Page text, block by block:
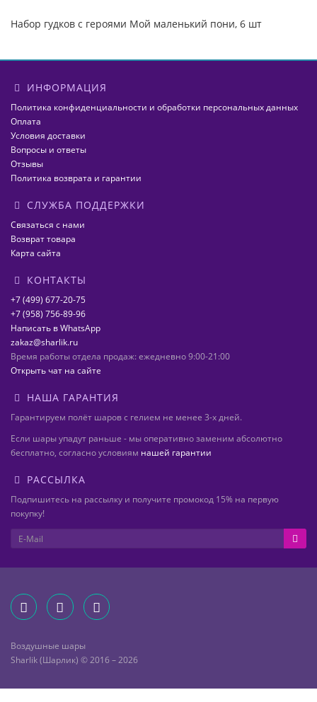
Набор гудков с героями Мой маленький пони, 6 шт
ИНФОРМАЦИЯ
Политика конфиденциальности и обработки персональных данных
Оплата
Условия доставки
Вопросы и ответы
Отзывы
Политика возврата и гарантии
СЛУЖБА ПОДДЕРЖКИ
Связаться с нами
Возврат товара
Карта сайта
КОНТАКТЫ
+7 (499) 677-20-75
+7 (958) 756-89-96
Написать в WhatsApp
zakaz@sharlik.ru
Время работы отдела продаж: ежедневно 9:00-21:00
Открыть чат на сайте
НАША ГАРАНТИЯ
Гарантируем полёт шаров с гелием не менее 3-х дней.
Если шары упадут раньше - мы оперативно заменим абсолютно
бесплатно, согласно условиям нашей гарантии
РАССЫЛКА
Подпишитесь на рассылку и получите промокод 15% на первую
покупку!
Воздушные шары
Sharlik (Шарлик) © 2016 – 2026